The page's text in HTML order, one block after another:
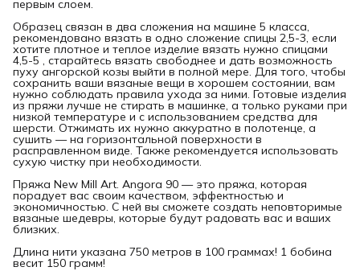
первым слоем.
Образец связан в два сложения на машине 5 класса,
рекомендовано вязать в одно сложение спицы 2,5-3, если
хотите плотное и теплое изделие вязать нужно спицами
4,5-5 , старайтесь вязать свободнее и дать возможность
пуху ангорской козы выйти в полной мере. Для того, чтобы
сохранить ваши вязаные вещи в хорошем состоянии, вам
нужно соблюдать правила ухода за ними. Готовые изделия
из пряжи лучше не стирать в машинке, а только руками при
низкой температуре и с использованием средства для
шерсти. Отжимать их нужно аккуратно в полотенце, а
сушить — на горизонтальной поверхности в
расправленном виде. Также рекомендуется использовать
сухую чистку при необходимости.
Пряжа New Mill Art. Angora 90 — это пряжа, которая
порадует вас своим качеством, эффектностью и
экономичностью. С ней вы сможете создать неповторимые
вязаные шедевры, которые будут радовать вас и ваших
близких.
Длина нити указана 750 метров в 100 граммах! 1 бобина
весит 150 грамм!